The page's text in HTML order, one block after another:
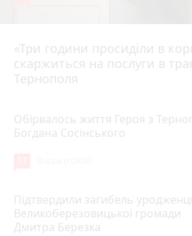
«Три години просиділи в
скаржиться на послуги в
Тернополя
Вчора о 13:05
Обірвалось життя Героя з
Богдана Сосінського
Підтвердили загибель
Великоберезовицької громади
Дмитра Березка